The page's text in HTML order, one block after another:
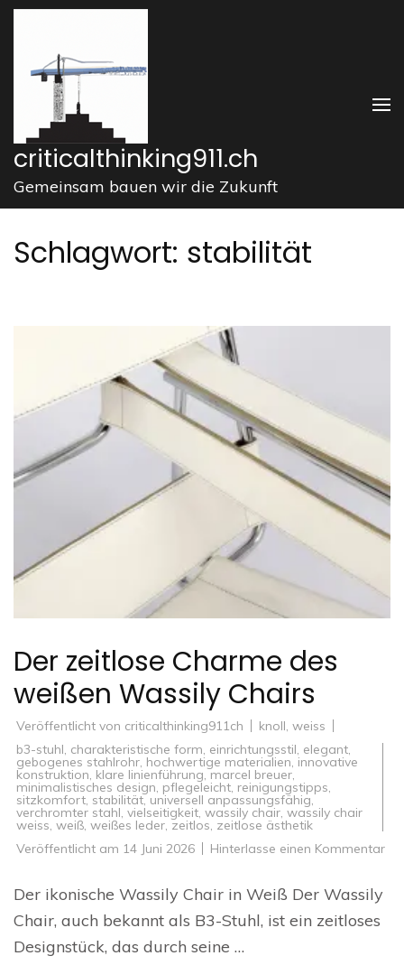
Zum
springen
drücken)
criticalthinking911.ch
Gemeinsam bauen wir die Zukunft
Schlagwort: stabilität
Der zeitlose Charme des
weißen Wassily Chairs
Veröffentlicht von criticalthinking911ch knoll, weiss
b3-stuhl, charakteristische form, einrichtungsstil, elegant,
gebogenes stahlrohr, hochwertige materialien, innovative
konstruktion, klare linienführung,marcel breuer,
minimalistisches design, pflegeleicht, reinigungstipps,
sitzkomfort, stabilität, universell anpassungsfähig,
verchromter stahl, vielseitigkeit, wassily chair, wassily chair
weiss, weiß, weißes leder, zeitlos, zeitlose ästhetik
Veröffentlicht am 14 Juni 2026 Hinterlasse einen Kommentarzu
Der ikonische Wassily Chair in Weiß Der Wassily
Chair, auch bekannt als B3-Stuhl, ist ein zeitloses
Designstück, das durch seine …